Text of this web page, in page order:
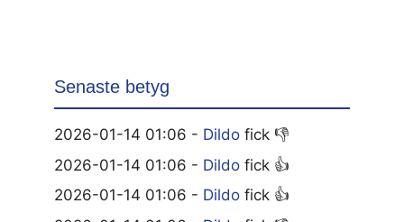
Senaste betyg
2026-01-14 01:06 - Dildo fick 👎
2026-01-14 01:06 - Dildo fick 👍
2026-01-14 01:06 - Dildo fick 👍